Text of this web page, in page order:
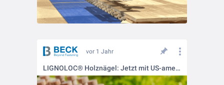
vor 1 Jahr
LIGNOLOC® Holznägel: Jetzt mit US-amerikanischer ASTM-Zulassung!